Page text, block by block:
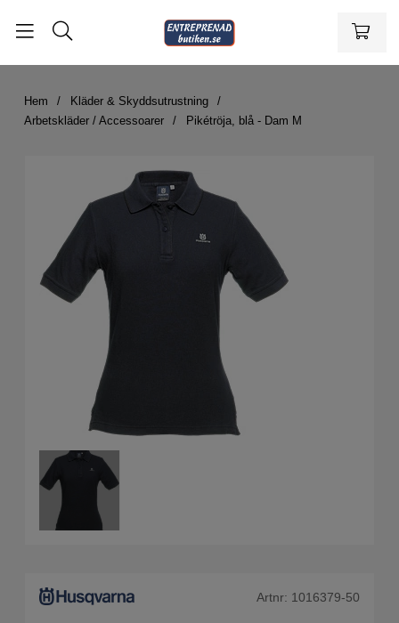
Hem
Kläder & Skyddsutrustning
Arbetskläder / Accessoarer
Pikétröja, blå - Dam M
Artnr: 1016379-50